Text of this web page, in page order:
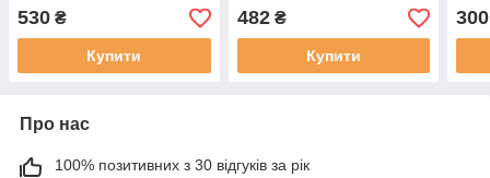
530 ₴
Купити
482₴
Купити
300
Про нас
100% позитивних з 30 відгуків за рік